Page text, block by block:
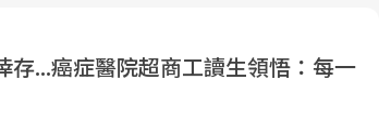
存...癌症醫院超商工讀生領悟：每一
前往專題